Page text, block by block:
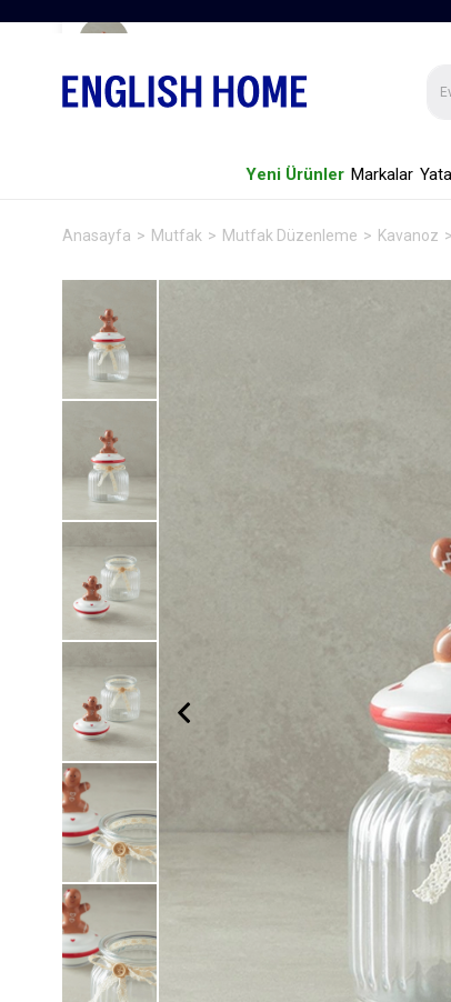
Yeni Ürünler Markalar
Anasayfa Mutfak Mutfak Düzenleme Kavanoz